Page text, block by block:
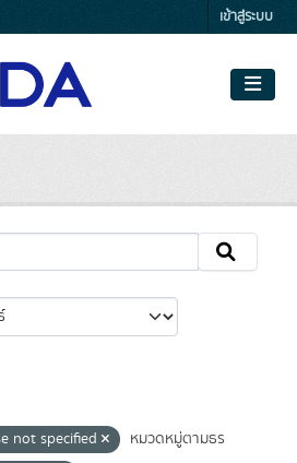
เข้าสู่ระบบ
not specified
หมวดหมู่ตามธร